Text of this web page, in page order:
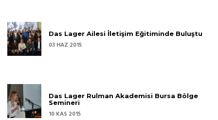
Das Lager Ailesi İletişim Eğitiminde Buluştu
03 HAZ 2015
Das Lager Rulman Akademisi Bursa Bölge
Semineri
10 KAS 2015